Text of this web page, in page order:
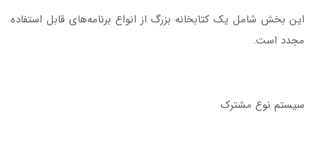
این بخش شامل یک کتابخانه بزرگ از انواع برنامه‌های قابل استفاده
مجدد است.
سیستم نوع مشترک